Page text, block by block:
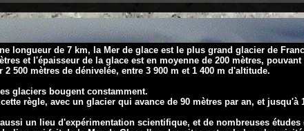
longueur de 7 km, la Mer de glace est le plus grand glacier de
et l'épaisseur de la glace est en moyenne de 200 mètres,
2 500 mètres de dénivelée, entre 3 900 m et 1 400 m d'altitude.
glaciers bougent constamment.
règle, avec un glacier qui avance de 90 mètres par an, et jusqu'à
un lieu d'expérimentation scientifique, et de nombreuses études